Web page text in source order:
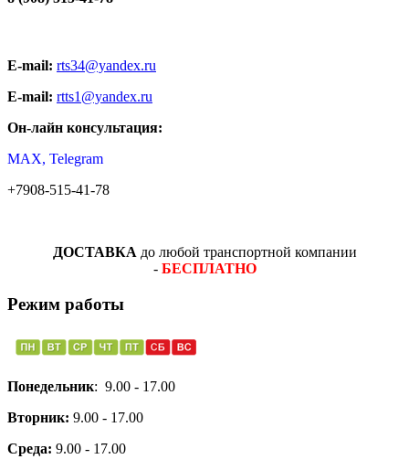
E-mail: rts34@yandex.ru
E-mail: rtts1@yandex.ru
Он-лайн консультация:
MAX, Telegram
+7908-515-41-78
ДОСТАВКА до любой транспортной компании
- БЕСПЛАТНО
Режим работы
Понедельник: 9.00 - 17.00
Вторник: 9.00 - 17.00
Среда: 9.00 - 17.00